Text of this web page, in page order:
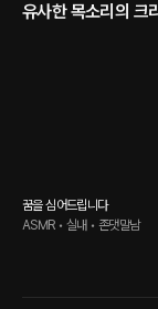
유사한 목소리의 크
꿈을 심어드립니다
ASMR • 실내 • 존댓말남